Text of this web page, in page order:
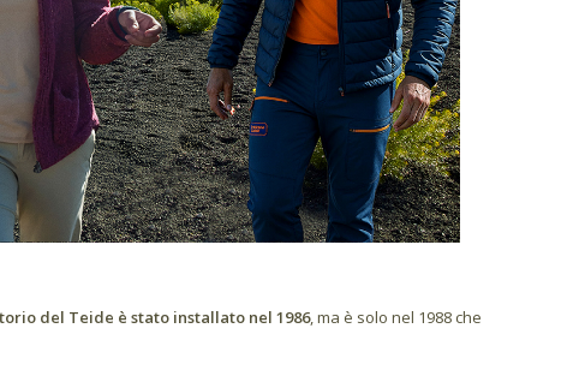
del Teide è stato installato nel 1986, ma è solo nel 1988 che